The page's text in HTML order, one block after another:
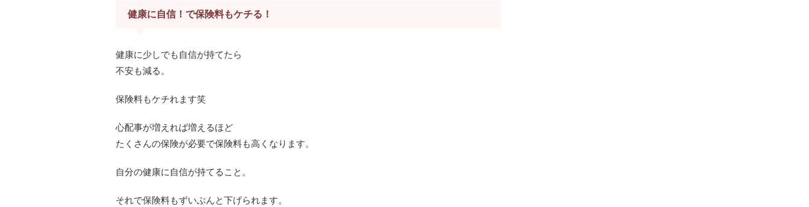
健康に自信！で保険料もケチる！
健康に少しでも自信が持てたら
不安も減る。
保険料もケチれます笑
心配事が増えれば増えるほど
たくさんの保険が必要で保険料も高くなります。
自分の健康に自信が持てること。
それで保険料もずいぶんと下げられます。